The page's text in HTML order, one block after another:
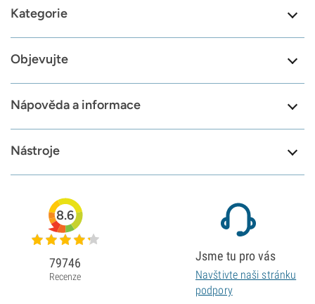
Kategorie
Objevujte
Nápověda a informace
Nástroje
8.6
79746
Recenze
Jsme tu pro vás
Navštivte naši stránku
podpory